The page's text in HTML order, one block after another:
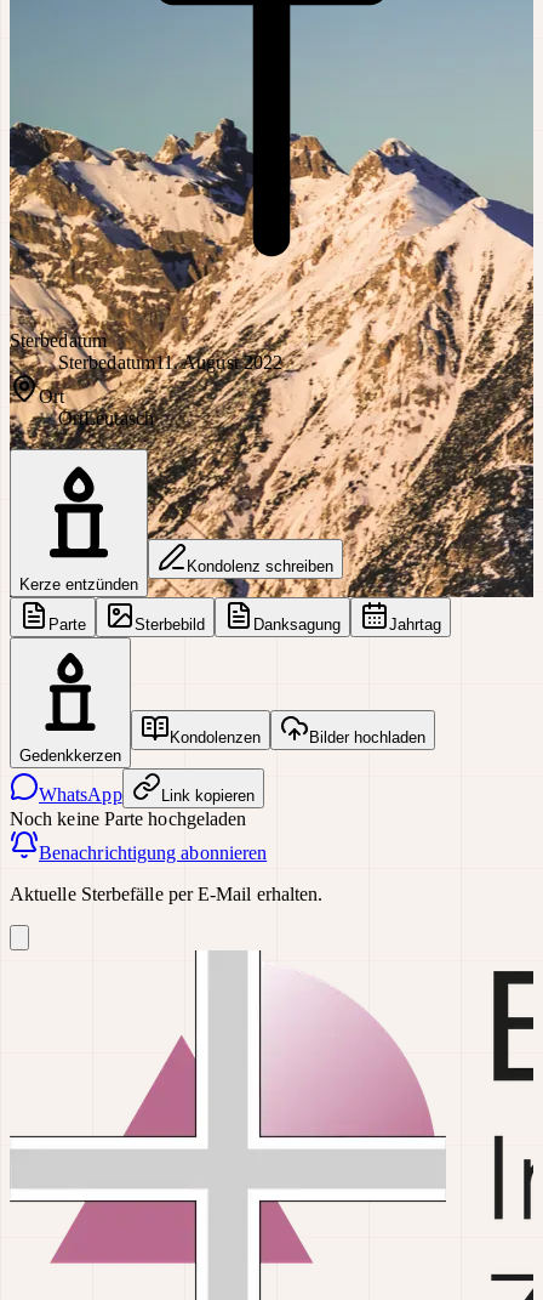
Sterbedatum
Sterbedatum11. August 2022
Ort
OrtLeutasch
Kerze entzünden
Kondolenz schreiben
Parte Sterbebild Danksagung Jahrtag
Gedenkkerzen
Kondolenzen Bilder hochladen
WhatsApp Link kopieren
Noch keine Parte hochgeladen
Benachrichtigung abonnieren
Aktuelle Sterbefälle per E-Mail erhalten.